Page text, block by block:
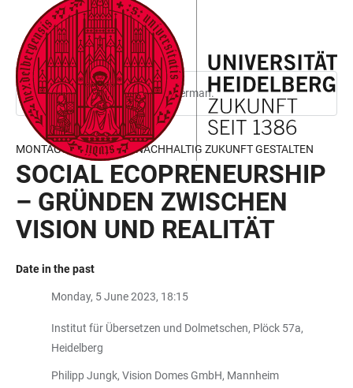
ACCESSIBILITY
LINKS
JUMP
TO
MAIN
CONTENT
OPEN
MAIN
NAVIGATION
OPEN
SEARCH
FORM
This page is only available in German.
MONTAGSKONFERENZ: NACHHALTIG ZUKUNFT GESTALTEN
SOCIAL ECOPRENEURSHIP
– GRÜNDEN ZWISCHEN
VISION UND REALITÄT
Date in the past
Monday, 5 June 2023, 18:15
Institut für Übersetzen und Dolmetschen, Plöck 57a,
Heidelberg
Philipp Jungk, Vision Domes GmbH, Mannheim